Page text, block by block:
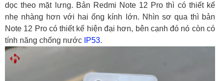
dọc theo mặt lưng. Bản Redmi Note 12 Pro thì có thiết kế
nhẹ nhàng hơn với hai ống kính lớn. Nhìn sơ qua thì bản
Note 12 Pro có thiết kế hiện đại hơn, bên cạnh đó nó còn có
tính năng chống nước IP53.